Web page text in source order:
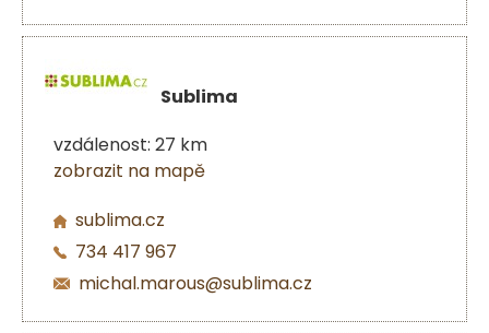
Sublima
vzdálenost: 27 km
zobrazit na mapě
sublima.cz
734 417 967
michal.marous@sublima.cz